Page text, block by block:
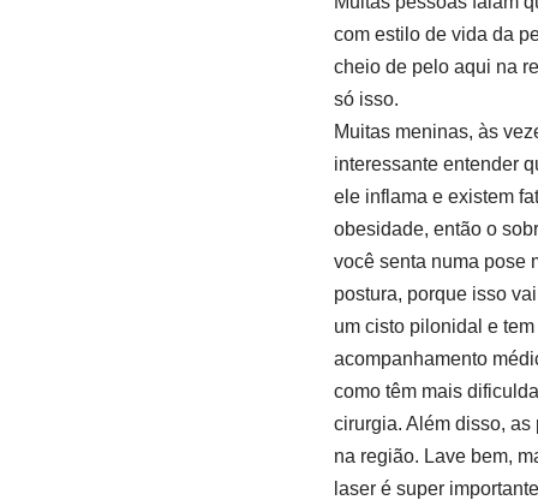
com estilo de vida da
cheio de pelo aqui na
só isso.
Muitas meninas, às
interessante entender
ele inflama e existem
obesidade, então o
você senta numa pose
postura, porque isso
um cisto pilonidal e
acompanhamento
como têm mais
cirurgia. Além disso,
na região. Lave bem,
laser é super